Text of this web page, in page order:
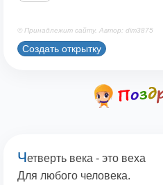
© Принадлежит сайту. Автор: dim3875
Создать открытку
Четверть века - это веха
Для любого человека.